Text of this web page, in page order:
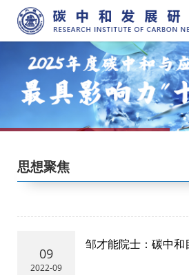
思想聚焦
09
2022-09
邹才能院士：碳中